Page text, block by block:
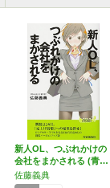
新人OL、つぶれかけの
会社をまかされる (青…
佐藤義典